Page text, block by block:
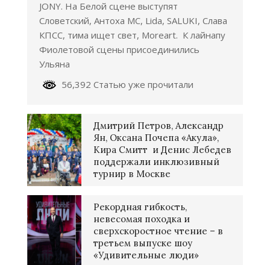
JONY. На Белой сцене выступят
Словетский, Антоха МС, Lida, SALUKI, Слава
КПСС, тима ищет свет, Moreart. К лайнапу
Фиолетовой сцены присоединились
Ульяна
56,392 Статью уже прочитали
Дмитрий Петров, Александр
Ян, Оксана Почепа «Акула»,
Кира Смитт и Денис Лебедев
поддержали инклюзивный
турнир в Москве
Рекордная гибкость,
невесомая походка и
сверхскоростное чтение – в
третьем выпуске шоу
«Удивительные люди»